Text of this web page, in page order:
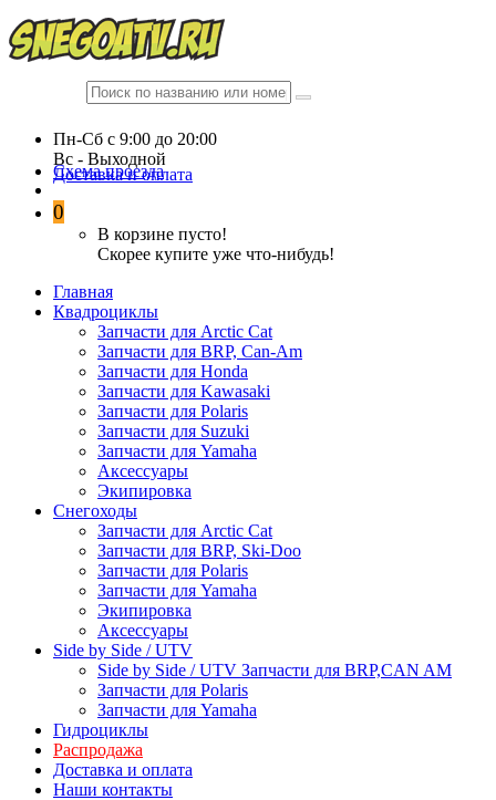
Пн-Сб c 9:00 до 20:00
Вc - Выходной
Схема проезда
Доставка и оплата
0
В корзине пусто!
Скорее купите уже что-нибудь!
Главная
Квадроциклы
Запчасти для Arctic Cat
Запчасти для BRP, Can-Am
Запчасти для Honda
Запчасти для Kawasaki
Запчасти для Polaris
Запчасти для Suzuki
Запчасти для Yamaha
Аксессуары
Экипировка
Снегоходы
Запчасти для Arctic Cat
Запчасти для BRP, Ski-Doo
Запчасти для Polaris
Запчасти для Yamaha
Экипировка
Аксессуары
Side by Side / UTV
Side by Side / UTV Запчасти для BRP,CAN AM
Запчасти для Polaris
Запчасти для Yamaha
Гидроциклы
Распродажа
Доставка и оплата
Наши контакты